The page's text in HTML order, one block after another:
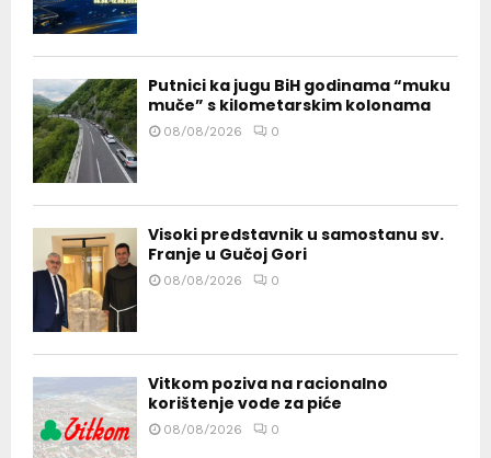
Putnici ka jugu BiH godinama “muku
muče” s kilometarskim kolonama
08/08/2026 0
Visoki predstavnik u samostanu sv.
Franje u Gučoj Gori
08/08/2026 0
Vitkom poziva na racionalno
korištenje vode za piće
08/08/2026 0